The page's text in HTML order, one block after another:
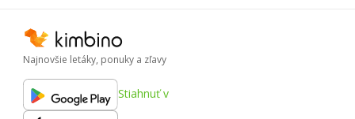
Najnovšie letáky, ponuky a zľavy
Stiahnuť v